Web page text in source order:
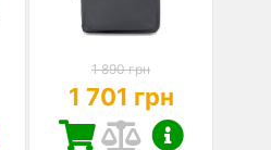
1 890 грн
1 701 грн